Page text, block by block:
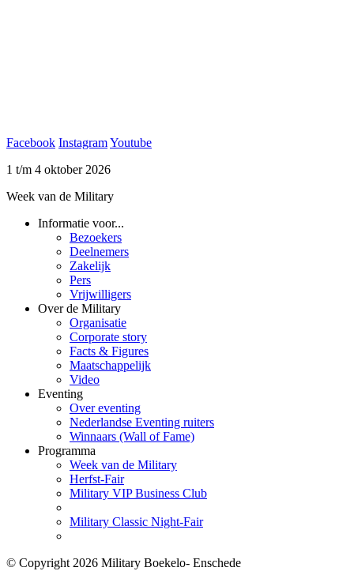
Facebook InstagramYoutube
1 t/m 4 oktober 2026
Week van de Military
Informatie voor...
Bezoekers
Deelnemers
Zakelijk
Pers
Vrijwilligers
Over de Military
Organisatie
Corporate story
Facts & Figures
Maatschappelijk
Video
Eventing
Over eventing
Nederlandse Eventing ruiters
Winnaars (Wall of Fame)
Programma
Week van de Military
Herfst-Fair
Military VIP Business Club
Military Classic Night-Fair
© Copyright 2026 Military Boekelo- Enschede